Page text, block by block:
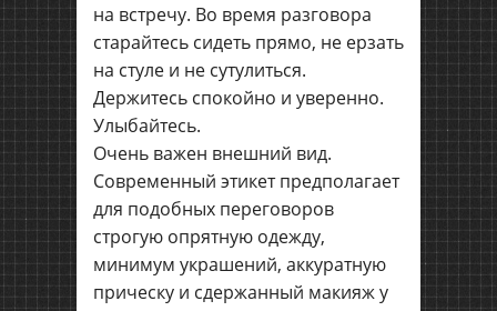
на встречу. Во время разговора
старайтесь сидеть прямо, не ерзать
на стуле и не сутулиться.
Держитесь спокойно и уверенно.
Улыбайтесь.
Очень важен внешний вид.
Современный этикет предполагает
для подобных переговоров
строгую опрятную одежду,
минимум украшений, аккуратную
прическу и сдержанный макияж у